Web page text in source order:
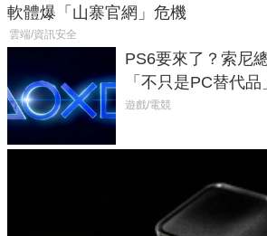
軟體爆「山寨官網」危機
雲端/資訊安全
PS6要來了？索尼
「不只是PC替代
廳、進軍電競桌面
遊戲/電競